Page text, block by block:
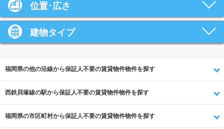
位置･広さ
建物タイプ
福岡県の他の沿線から保証人不要の賃貸物件物件を探す
西鉄貝塚線の駅から保証人不要の賃貸物件物件を探す
福岡県の市区町村から保証人不要の賃貸物件物件を探す